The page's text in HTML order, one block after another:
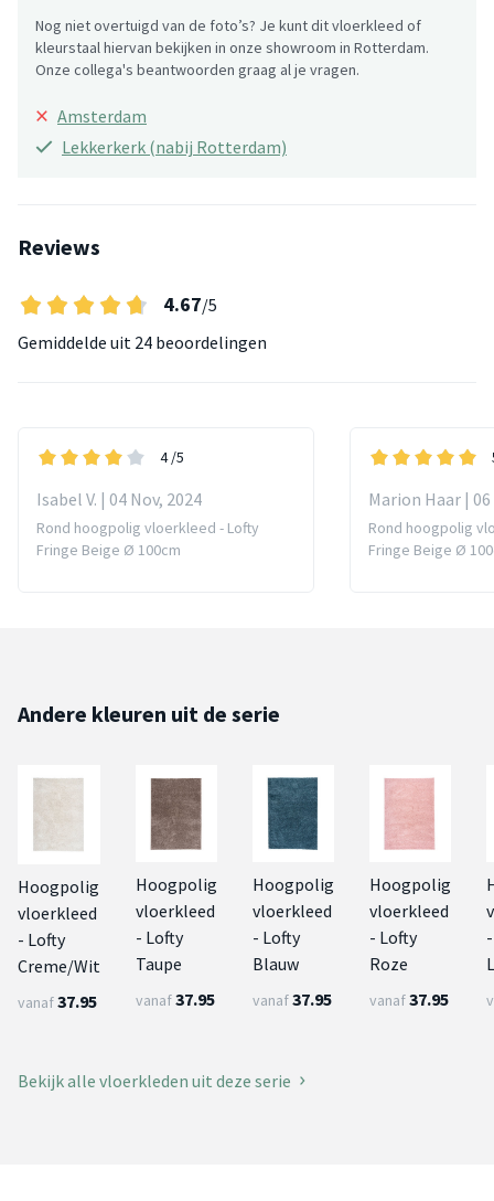
Nog niet overtuigd van de foto’s? Je kunt dit vloerkleed of
kleurstaal hiervan bekijken in onze showroom in Rotterdam.
Onze collega's beantwoorden graag al je vragen.
× Amsterdam
Lekkerkerk (nabij Rotterdam)
Reviews
4.67/5
Gemiddelde uit 24 beoordelingen
4 /5
Isabel V. | 04 Nov, 2024
Rond hoogpolig vloerkleed - Lofty
Fringe Beige Ø 100cm
Marion Haar | 06
Rond hoogpolig
Fringe Beige Ø
Andere kleuren uit de serie
Hoogpolig
vloerkleed
- Lofty
Creme/Wit
vanaf37.95
Hoogpolig
vloerkleed
- Lofty
Taupe
vanaf37.95
Hoogpolig
vloerkleed
- Lofty
Blauw
vanaf37.95
Hoogpolig
vloerkleed
- Lofty
Roze
vanaf37.95
Bekijk alle vloerkleden uit deze serie